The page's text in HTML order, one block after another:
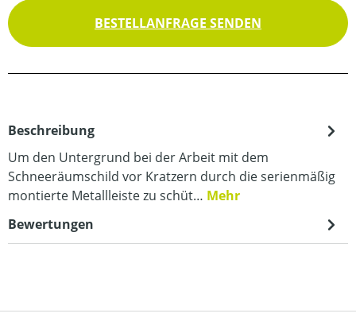
BESTELLANFRAGE SENDEN
Beschreibung
Um den Untergrund bei der Arbeit mit dem
Schneeräumschild vor Kratzern durch die serienmäßig
montierte Metallleiste zu schüt… Mehr
Bewertungen